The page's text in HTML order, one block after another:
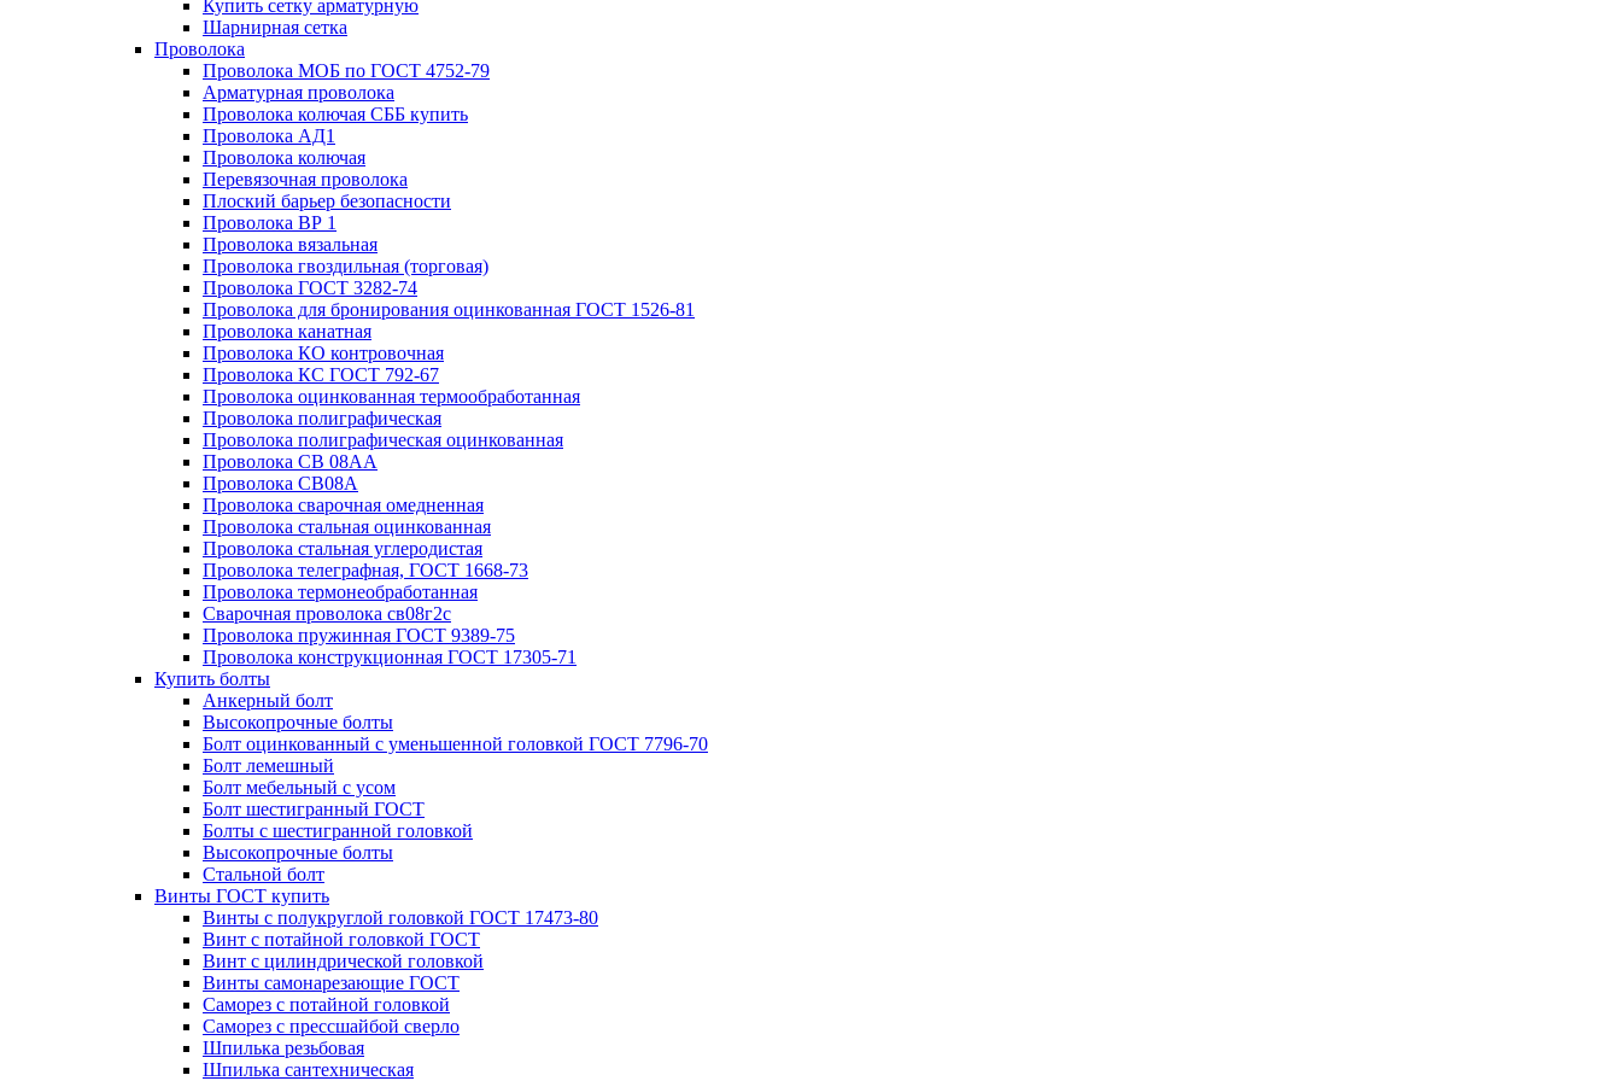
Купить сетку арматурную
Шарнирная сетка
Проволока
Проволока МОБ по ГОСТ 4752-79
Арматурная проволока
Проволока колючая СББ купить
Проволока АД1
Проволока колючая
Перевязочная проволока
Плоский барьер безопасности
Проволока ВР 1
Проволока вязальная
Проволока гвоздильная (торговая)
Проволока ГОСТ 3282-74
Проволока для бронирования оцинкованная ГОСТ 1526-81
Проволока канатная
Проволока КО контровочная
Проволока КС ГОСТ 792-67
Проволока оцинкованная термообработанная
Проволока полиграфическая
Проволока полиграфическая оцинкованная
Проволока СВ 08АА
Проволока СВ08А
Проволока сварочная омедненная
Проволока стальная оцинкованная
Проволока стальная углеродистая
Проволока телеграфная, ГОСТ 1668-73
Проволока термонеобработанная
Сварочная проволока св08г2с
Проволока пружинная ГОСТ 9389-75
Проволока конструкционная ГОСТ 17305-71
Купить болты
Анкерный болт
Высокопрочные болты
Болт оцинкованный с уменьшенной головкой ГОСТ 7796-70
Болт лемешный
Болт мебельный с усом
Болт шестигранный ГОСТ
Болты с шестигранной головкой
Высокопрочные болты
Стальной болт
Винты ГОСТ купить
Винты с полукруглой головкой ГОСТ 17473-80
Винт с потайной головкой ГОСТ
Винт с цилиндрической головкой
Винты самонарезающие ГОСТ
Саморез с потайной головкой
Саморез с прессшайбой сверло
Шпилька резьбовая
Шпилька сантехническая